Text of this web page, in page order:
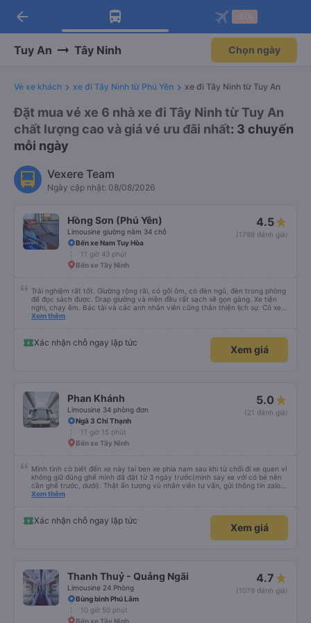
Tải app Vexere ngay!
Nhận ưu đãi thành viên độc
Mở app
Tải app Vexere
-30k/ghế khi đặt vé máy bay qua
Mở app
arrow_back
Tuy An Tây Ninh Chọn ngày
Vé xe khách xe đi Tây Ninh từ Phú Yên xe đi Tây Ninh từ Tuy An
Đặt mua vé xe 6 nhà xe đi Tây Ninh từ Tuy An
chất lượng cao và giá vé ưu đãi nhất: 3 chuyến
mỗi ngày
Vexere Team
Ngày cập nhật: 08/08/2026
Hồng Sơn (Phú Yên)
Limousine giường nằm 34 chỗ
4.5
(1798 đánh giá)
Bến xe Nam Tuy Hòa
11 giờ 43 phút
Bến xe Tây Ninh
Trải nghiệm rất tốt. Giường rộng rãi, có gối ôm, có đèn ngủ, đèn trong phòng
để đọc sách được. Drap giường và mền đều rất sạch sẽ gọn gàng. Xe tiện
nghi, chạy êm. Bác tài và các anh nhân viên cũng thân thiện lịch sự. Có xe
trung chuyển về nội thành thành phố tuy hoà rất tiện. Giá vé hợp lý. Nói
Xem thêm
Xác nhận chỗ ngay lập tức
Xem giá
Phan Khánh
Limousine 34 phòng đơn
5.0
(21 đánh giá)
Ngã 3 Chí Thạnh
11 giờ 15 phút
Bến xe Tây Ninh
Mình tình cờ biết đến xe này tai ben xe phia nam sau khi từ chối đi xe quen vì
không giữ đúng ghế mình đã đặt từ 3 ngày trước(mình say xe với có bé nên
cần ghế trước, dưới). Thật ấn tượng vù nhân viên tư vấn, gửi thông tin zalo
rõ ràng, chuyên nghiệp. Đi đúng giờ, xe mới toanh, sạch sẽ thơm tho, buồng
các anh tài và lơ cũng cực dễ thương, tâm lý. 10 điểm không nhưng. Mình sẽ
lưu lại để giới thiệu người nhà, bạn bè đi xe này. ưng hết sức. Giờ thấy may
Xem thêm
Xác nhận chỗ ngay lập tức
Xem giá
Thanh Thuỷ - Quảng Ngãi
Limousine 24 Phòng
4.7
(1079 đánh giá)
Bùng binh Phú Lâm
10 giờ 50 phút
Bến xe Tây Ninh